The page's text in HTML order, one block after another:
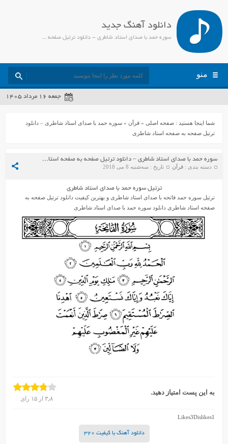
دانلود آهنگ جدید
سوره حمد با صدای استاد شاطری - دانلود ترتیل صفحه به صفحه استاد شاطری - جمیل مدیا
منو
جمعه ۱۶ مرداد ۱۴۰۵
شما اینجا هستید :صفحه اصلی »قرآن »سوره حمد با صدای استاد شاطری – دانلود
ترتیل صفحه به صفحه استاد شاطری
سوره حمد با صدای استاد شاطری – دانلود ترتیل صفحه به صفحه استاد شاطری
دسته بندی :قرآن تاریخ : سه‌شنبه 8 می 2018
ترتیل سوره حمد با صدای استاد شاطری
ترتیل سوره حمد فاتحه با صدای استاد شاطری و بهترین کیفیت دانلود ترتیل صفحه به
صفحه استاد شاطری دانلود سوره حمد با صدای استاد شاطری
به این پست امتیاز دهید.
۳٫۸ از۱۵ رای
Likes3Dislikes1
دانلود آهنگ با کیفیت 320